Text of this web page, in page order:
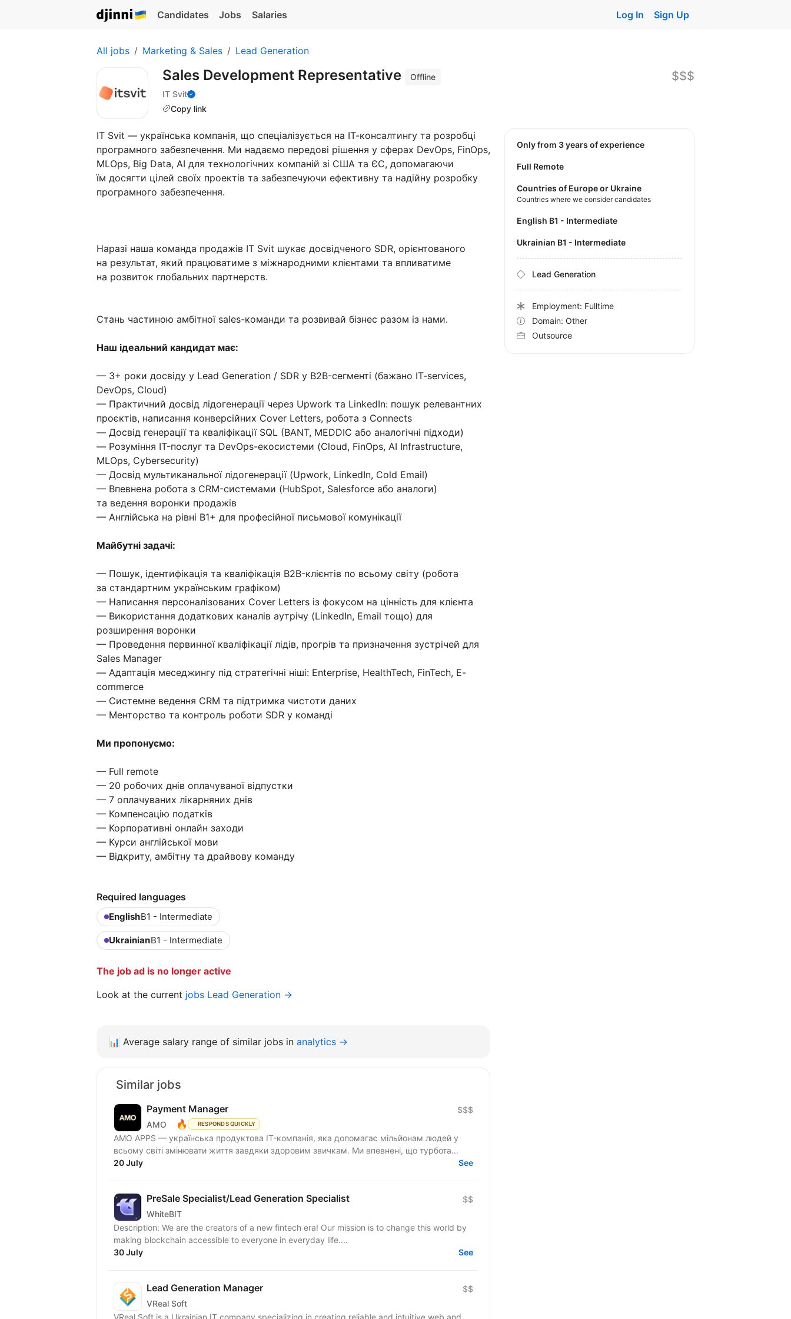
Candidates Jobs Salaries Log In Sign Up
All jobs Marketing & Sales Lead Generation
Sales Development Representative
Offline
IT Svit
Copy link
$$$
IT Svit — українська компанія, що спеціалізується на ІТ-консалтингу та розробці
програмного забезпечення. Ми надаємо передові рішення у сферах DevOps, FinOps,
MLOps, Big Data, AI для технологічних компаній зі США та ЄС, допомагаючи
їм досягти цілей своїх проектів та забезпечуючи ефективну та надійну розробку
програмного забезпечення.
Наразі наша команда продажів IT Svit шукає досвідченого SDR, орієнтованого
на результат, який працюватиме з міжнародними клієнтами та впливатиме
на розвиток глобальних партнерств.
Стань частиною амбітної sales-команди та розвивай бізнес разом із нами.
Наш ідеальний кандидат має:
— 3+ роки досвіду у Lead Generation / SDR у B2B-сегменті (бажано IT-services,
DevOps, Cloud)
— Практичний досвід лідогенерації через Upwork та LinkedIn: пошук релевантних
проєктів, написання конверсійних Cover Letters, робота з Connects
— Досвід генерації та кваліфікації SQL (BANT, MEDDIC або аналогічні підходи)
— Розуміння IT-послуг та DevOps-екосистеми (Cloud, FinOps, AI Infrastructure,
MLOps, Cybersecurity)
— Досвід мультиканальної лідогенерації (Upwork, LinkedIn, Cold Email)
— Впевнена робота з CRM-системами (HubSpot, Salesforce або аналоги)
та ведення воронки продажів
— Англійська на рівні B1+ для професійної письмової комунікації
Майбутні задачі:
— Пошук, ідентифікація та кваліфікація B2B-клієнтів по всьому світу (робота
за стандартним українським графіком)
— Написання персоналізованих Cover Letters із фокусом на цінність для клієнта
— Використання додаткових каналів аутрічу (LinkedIn, Email тощо) для
розширення воронки
— Проведення первинної кваліфікації лідів, прогрів та призначення зустрічей для
Sales Manager
— Адаптація меседжингу під стратегічні ніші: Enterprise, HealthTech, FinTech, E-
commerce
— Системне ведення CRM та підтримка чистоти даних
— Менторство та контроль роботи SDR у команді
Ми пропонуємо:
— Full remote
— 20 робочих днів оплачуваної відпустки
— 7 оплачуваних лікарняних днів
— Компенсацію податків
— Корпоративні онлайн заходи
— Курси англійської мови
— Відкриту, амбітну та драйвову команду
Required languages
EnglishB1 - Intermediate
UkrainianB1 - Intermediate
The job ad is no longer active
Look at the current jobs Lead Generation →
Only from 3 years of experience
Full Remote
Countries of Europe or Ukraine
Countries where we consider candidates
English B1 - Intermediate
Ukrainian B1 - Intermediate
Lead Generation
Employment: Fulltime
Domain: Other
Outsource
📊 Average salary range of similar jobs in analytics →
Similar jobs
Payment Manager
AMO 🔥 RESPONDS QUICKLY
$$$
AMО APPS — українська продуктова IT-компанія, яка допомагає мільйонам людей у
всьому світі змінювати життя завдяки здоровим звичкам. Ми впевнені, що турбота...
20 July
See
PreSale Specialist/Lead Generation Specialist
WhiteBIT
$$
Description: We are the creators of a new fintech era! Our mission is to change this world by
making blockchain accessible to everyone in everyday life....
30 July
See
Lead Generation Manager
VReal Soft
$$
VReal Soft is a Ukrainian IT company specializing in creating reliable and intuitive web and